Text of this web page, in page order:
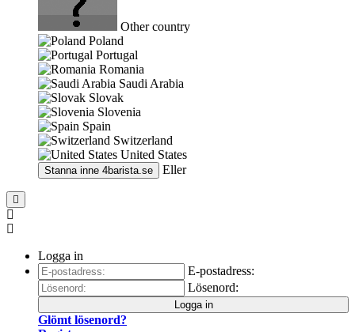
Other country
Poland
Portugal
Romania
Saudi Arabia
Slovak
Slovenia
Spain
Switzerland
United States
Stanna inne 4barista.se Eller
Logga in
E-postadress:
Lösenord:
Logga in
Glömt lösenord?